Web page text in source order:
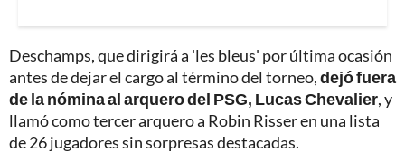
Deschamps, que dirigirá a 'les bleus' por última ocasión
antes de dejar el cargo al término del torneo,dejó fuera
de la nómina al arquero del PSG, Lucas Chevalier, y
llamó como tercer arquero a Robin Risser en una lista
de 26 jugadores sin sorpresas destacadas.